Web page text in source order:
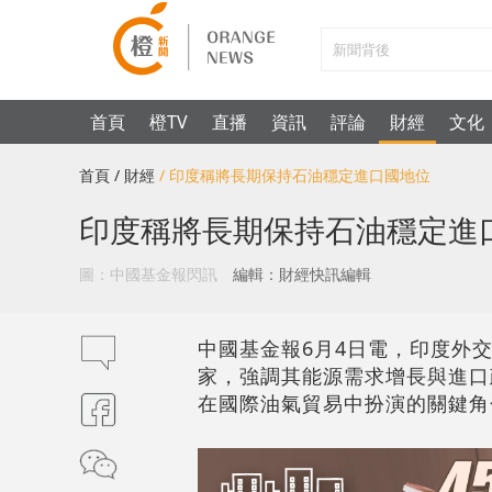
首頁 橙TV 直播 資訊 評論 財經 文化
首頁 / 財經 / 印度稱將長期保持石油穩定進口國地位
印度稱將長期保持石油穩定進
圖：中國基金報閃訊 編輯：財經快訊編輯
中國基金報6月4日電，印度外
家，強調其能源需求增長與進
在國際油氣貿易中扮演的關鍵